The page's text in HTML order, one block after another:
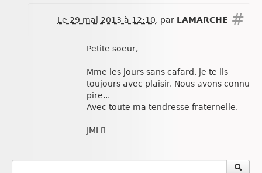
#
Le 29 mai 2013 à 12:10, par LAMARCHE
Petite soeur,
Mme les jours sans cafard, je te lis
toujours avec plaisir. Nous avons connu
pire...
Avec toute ma tendresse fraternelle.
JML